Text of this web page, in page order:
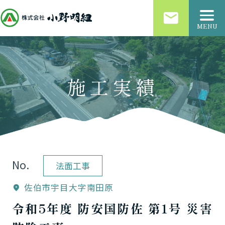
email MENU
施工実績
No. 法面工事
location_on 佐伯市宇目大字南田原
令和5年度 防安国防佐 第1号 災害